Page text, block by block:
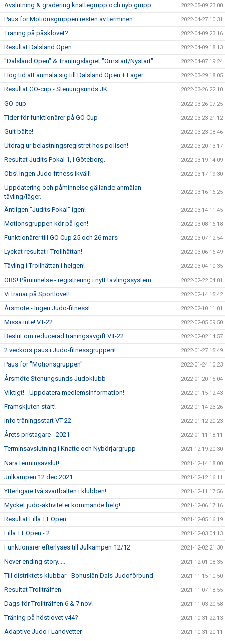
Avslutning & gradering knattegrupp och nyb.grupp 2022-05-09 23:00
Paus för Motionsgruppen resten av terminen 2022-04-27 10:31
Träning på påsklovet? 2022-04-09 23:16
Resultat Dalsland Open 2022-04-09 18:13
"Dalsland Open" & Träningslägret "Omstart/Nystart" 2022-04-07 19:24
Hög tid att anmäla sig till Dalsland Open + Läger 2022-03-29 18:05
Resultat GO-cup - Stenungsunds JK 2022-03-26 22:10
GO-cup 2022-03-26 07:25
Tider för funktionärer på GO Cup 2022-03-23 21:12
Gult bälte! 2022-03-23 08:46
Utdrag ur belastningsregistret hos polisen! 2022-03-20 13:17
Resultat Judits Pokal 1, i Göteborg. 2022-03-19 14:09
Obs! Ingen Judo-fitness ikväll! 2022-03-17 19:30
Uppdatering och påminnelse gällande anmälan
tävling/läger.
2022-03-16 16:25
Äntligen "Judits Pokal" igen! 2022-03-14 11:45
Motionsgruppen kör på igen! 2022-03-08 16:18
Funktionärer till GO Cup 25 och 26 mars 2022-03-07 12:54
Lyckat resultat i Trollhättan! 2022-03-06 16:49
Tävling i Trollhättan i helgen! 2022-03-04 10:35
OBS! Påminnelse - registrering i nytt tävlingssystem 2022-02-22 04:01
Vi tränar på Sportlovet! 2022-02-14 15:42
Årsmöte - Ingen Judo-fitness! 2022-02-10 11:01
Missa inte! VT-22 2022-02-05 09:50
Beslut om reducerad träningsavgift VT-22 2022-02-02 14:57
2 veckors paus i Judo-fitnessgruppen! 2022-01-27 15:49
Paus för "Motionsgruppen" 2022-01-24 10:23
Årsmöte Stenungsunds Judoklubb 2022-01-20 15:04
Viktigt! - Uppdatera medlemsinformation! 2022-01-15 12:43
Framskjuten start! 2022-01-14 23:26
Info träningsstart VT-22 2022-01-12 20:23
Årets pristagare - 2021 2022-01-11 18:11
Terminsavslutning i Knatte och Nybörjargrupp 2021-12-19 20:30
Nära terminsavslut! 2021-12-14 18:00
Julkampen 12 dec 2021 2021-12-12 16:11
Ytterligare två svartbälten i klubben! 2021-12-11 17:56
Mycket judo-aktiviteter kommande helg! 2021-12-06 17:16
Resultat Lilla TT Open 2021-12-05 16:19
Lilla TT Open - 2 2021-12-03 04:13
Funktionärer efterlyses till Julkampen 12/12 2021-12-02 21:30
Never ending story..... 2021-12-01 08:35
Till distriktets klubbar - Bohuslän Dals Judoförbund 2021-11-15 10:50
Resultat Trollträffen 2021-11-07 18:55
Dags för Trollträffen 6 & 7 nov! 2021-11-03 20:58
Träning på höstlovet v44? 2021-10-31 22:13
Adaptive Judo i Landvetter 2021-10-31 20:11